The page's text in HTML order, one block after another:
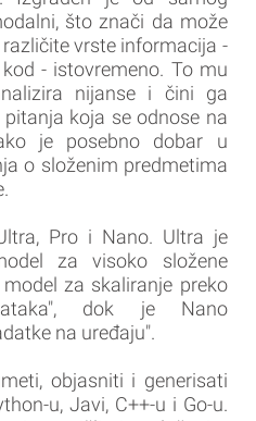
što znači da može
vrste informacija -
- istovremeno. To mu
nijanse i čini ga
koja se odnose na
je posebno dobar u
o složenim predmetima
Pro i Nano. Ultra je
za visoko složene
za skaliranje preko
dok je Nano
na uređaju".
objasniti i generisati
u, Javi, C++-u i Go-u.